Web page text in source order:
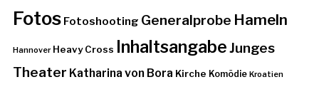
Fotos Fotoshooting Generalprobe Hameln
Hannover Heavy Cross InhaltsangabeJunges
Theater Katharina von Bora Kirche Komödie Kroatien